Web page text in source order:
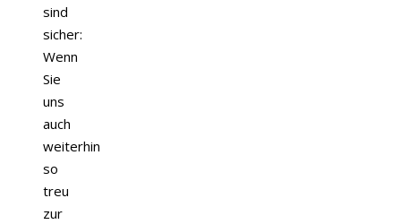
sind
sicher:
Wenn
Sie
uns
auch
weiterhin
so
treu
zur